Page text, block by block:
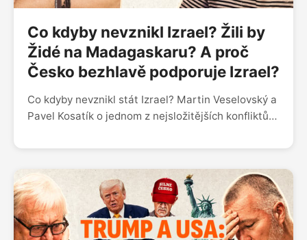
Co kdyby nevznikl Izrael? Žili by
Židé na Madagaskaru? A proč
Česko bezhlavě podporuje Izrael?
Co kdyby nevznikl stát Izrael? Martin Veselovský a
Pavel Kosatík o jednom z nejsložitějších konfliktů
na Madagaskaru nebo jinde ve světě? Proč se
sebe dokázaly žít? A proč je právě Česko jedním z
nejbližších spojenců Izraele?